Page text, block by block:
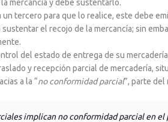
mercancía y debe sustentarlo.
tercero para que lo realice, este debe
el recojo de la mercancía; sin
del estado de entrega de su
y recepción parcial de mercadería,
a la “no conformidad parcial”, parte del
implican no conformidad parcial en el